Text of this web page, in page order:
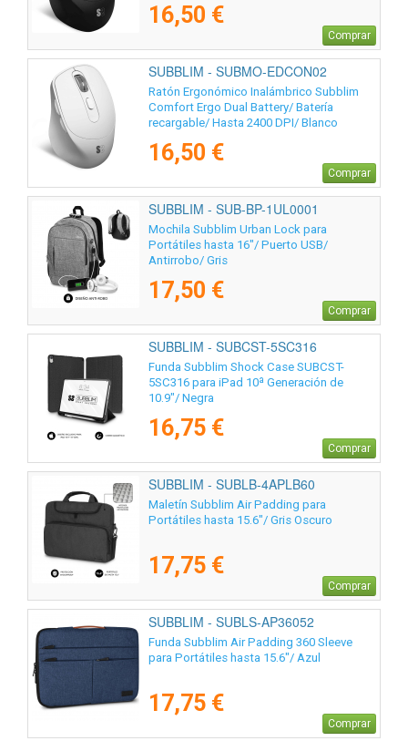
16,50 €
Comprar
SUBBLIM - SUBMO-EDCON02
Ratón Ergonómico Inalámbrico Subblim
Comfort Ergo Dual Battery/ Batería
recargable/ Hasta 2400 DPI/ Blanco
16,50 €
Comprar
SUBBLIM - SUB-BP-1UL0001
Mochila Subblim Urban Lock para
Portátiles hasta 16"/ Puerto USB/
Antirrobo/ Gris
17,50 €
Comprar
SUBBLIM - SUBCST-5SC316
Funda Subblim Shock Case SUBCST-
5SC316 para iPad 10ª Generación de
10.9"/ Negra
16,75 €
Comprar
SUBBLIM - SUBLB-4APLB60
Maletín Subblim Air Padding para
Portátiles hasta 15.6"/ Gris Oscuro
17,75 €
Comprar
SUBBLIM - SUBLS-AP36052
Funda Subblim Air Padding 360 Sleeve
para Portátiles hasta 15.6"/ Azul
17,75 €
Comprar